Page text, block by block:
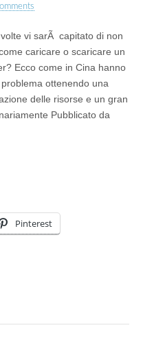
vi sarÃ capitato di non
caricare o scaricare un
Ecco come in Cina hanno
ottenendo una
delle risorse e un gran
Pubblicato da
Pinterest